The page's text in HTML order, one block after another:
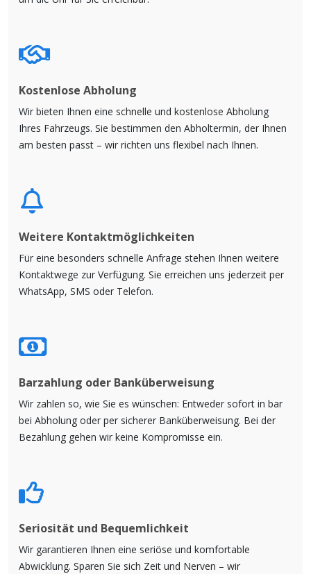
Kostenlose Abholung
Wir bieten Ihnen eine schnelle und kostenlose Abholung
Ihres Fahrzeugs. Sie bestimmen den Abholtermin, der Ihnen
am besten passt – wir richten uns flexibel nach Ihnen.
Weitere Kontaktmöglichkeiten
Für eine besonders schnelle Anfrage stehen Ihnen weitere
Kontaktwege zur Verfügung. Sie erreichen uns jederzeit per
WhatsApp, SMS oder Telefon.
Barzahlung oder Banküberweisung
Wir zahlen so, wie Sie es wünschen: Entweder sofort in bar
bei Abholung oder per sicherer Banküberweisung. Bei der
Bezahlung gehen wir keine Kompromisse ein.
Seriosität und Bequemlichkeit
Wir garantieren Ihnen eine seriöse und komfortable
Abwicklung. Sparen Sie sich Zeit und Nerven – wir